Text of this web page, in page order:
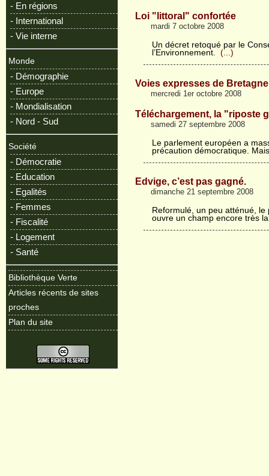
- En régions
- International
- Vie interne
Monde
- Démographie
- Europe
- Mondialisation
- Nord - Sud
Société
- Démocratie
- Education
- Egalités
- Femmes
- Fiscalité
- Logement
- Santé
Bibliothèque Verte
Articles récents de sites
proches
Plan du site
Loi "littoral" confortée
mardi 7 octobre 2008
Un décret retoqué par le
l’Environnement.
(...)
Voies expresses de
mercredi 1er octobre 2008
Téléchargement, la "riposte
samedi 27 septembre 2008
Le parlement européen a
précaution démocratique.
Edvige, c’est pas gagné.
dimanche 21 septembre 2008
Reformulé, un peu atténué,
ouvre un champ encore très